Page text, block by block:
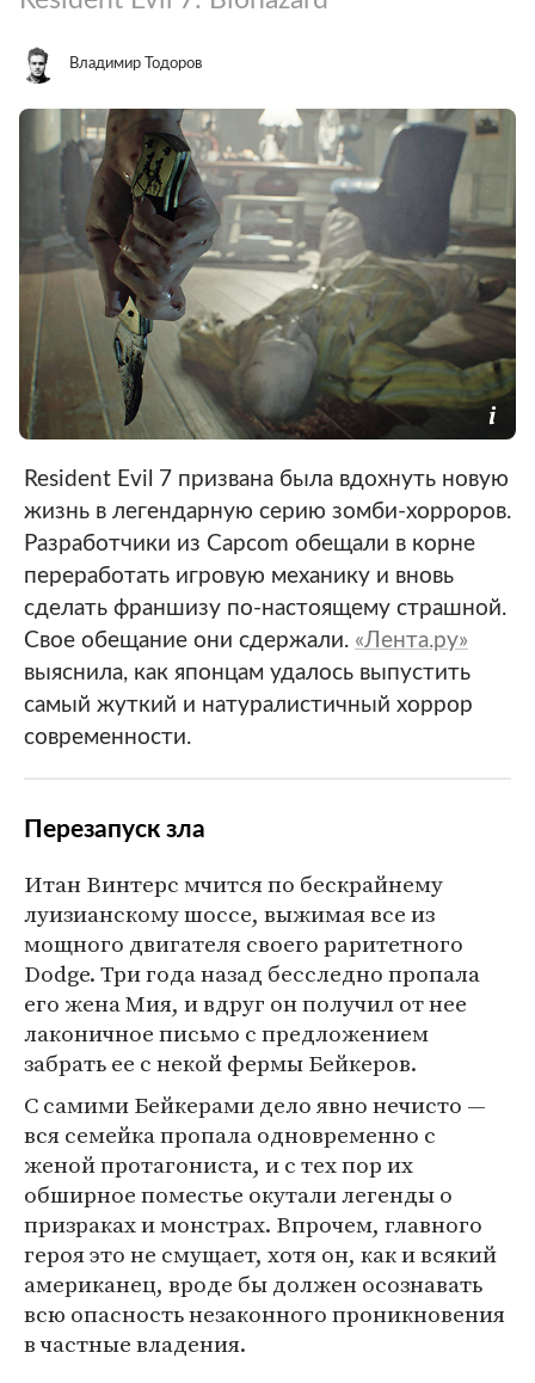
Владимир Тодоров
Resident Evil 7 призвана была вдохнуть новую
жизнь в легендарную серию зомби-хорроров.
Разработчики из Capcom обещали в корне
переработать игровую механику и вновь
сделать франшизу по-настоящему страшной.
Свое обещание они сдержали. «Лента.ру»
выяснила, как японцам удалось выпустить
самый жуткий и натуралистичный хоррор
современности.
Перезапуск зла
Итан Винтерс мчится по бескрайнему
луизианскому шоссе, выжимая все из
мощного двигателя своего раритетного
Dodge. Три года назад бесследно пропала
его жена Мия, и вдруг он получил от нее
лаконичное письмо с предложением
забрать ее с некой фермы Бейкеров.
С самими Бейкерами дело явно нечисто —
вся семейка пропала одновременно с
женой протагониста, и с тех пор их
обширное поместье окутали легенды о
призраках и монстрах. Впрочем, главного
героя это не смущает, хотя он, как и всякий
американец, вроде бы должен осознавать
всю опасность незаконного проникновения
в частные владения.